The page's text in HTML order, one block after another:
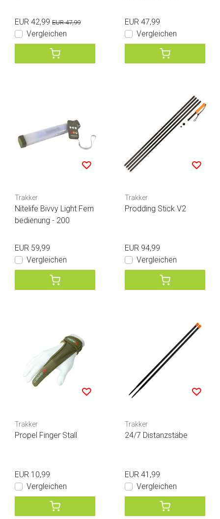
EUR 42,99 EUR 47,99
Vergleichen
EUR 47,99
Vergleichen
Trakker
Nitelife Bivvy Light Fern
bedienung - 200
EUR 59,99
Vergleichen
Trakker
Prodding Stick V2
EUR 94,99
Vergleichen
Trakker
Propel Finger Stall
EUR 10,99
Vergleichen
Trakker
24/7 Distanzstäbe
EUR 41,99
Vergleichen